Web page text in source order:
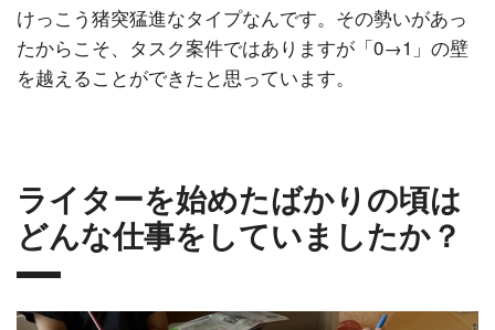
けっこう猪突猛進なタイプなんです。その勢いがあっ
たからこそ、タスク案件ではありますが「0→1」の壁
を越えることができたと思っています。
ライターを始めたばかりの頃は
どんな仕事をしていましたか？